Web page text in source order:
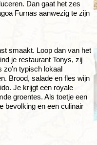
Dan gaat het zes
Furnas aanwezig te zijn
smaakt. Loop dan van het
je restaurant Tonys, zij
typisch lokaal
Brood, salade en fles wijn
Je krijgt een royale
groentes. Als toetje een
bevolking en een culinair